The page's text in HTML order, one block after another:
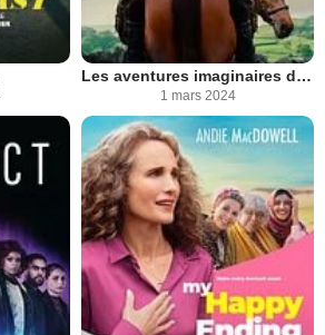
Les aventures imaginaires de Dick Turpin
1 mars 2024